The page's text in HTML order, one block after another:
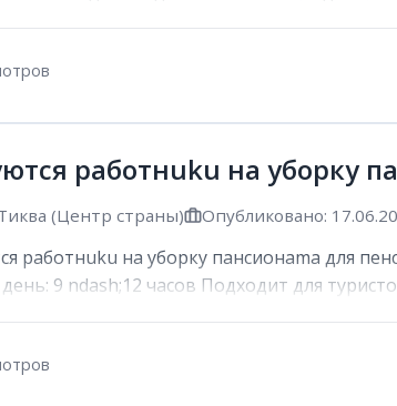
работнuku на уборку
(Центр страны) Опубликовано:
работнuku на уборку пансионama для
9 ndash;12 часов Подходит для